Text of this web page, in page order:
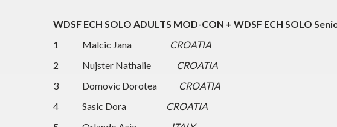
WDSF ECH SOLO ADULTS MOD-CON + WDSF ECH SOLO
1 Malcic Jana
CROATIA
2 Nujster Nathalie
CROATIA
3 Domovic Dorotea
CROATIA
4 Sasic Dora
CROATIA